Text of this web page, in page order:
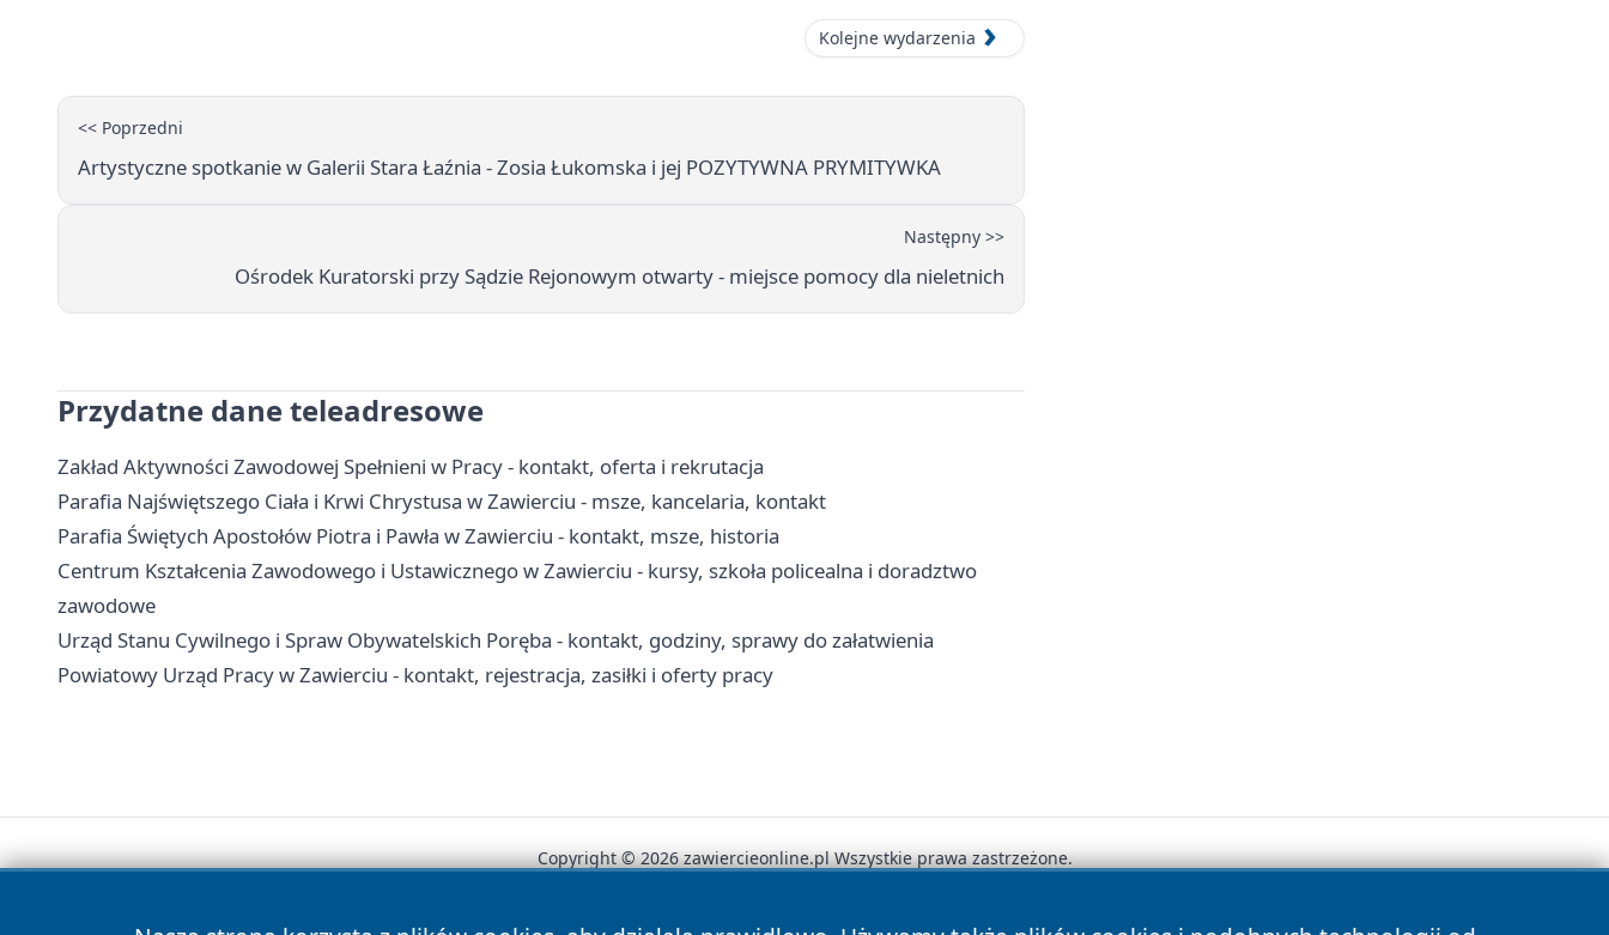
Kolejne wydarzenia
<< Poprzedni
Artystyczne spotkanie w Galerii Stara Łaźnia - Zosia Łukomska i jej POZYTYWNA PRYMITYWKA
Następny >>
Ośrodek Kuratorski przy Sądzie Rejonowym otwarty - miejsce pomocy dla nieletnich
Przydatne dane teleadresowe
Zakład Aktywności Zawodowej Spełnieni w Pracy - kontakt, oferta i rekrutacja
Parafia Najświętszego Ciała i Krwi Chrystusa w Zawierciu - msze, kancelaria, kontakt
Parafia Świętych Apostołów Piotra i Pawła w Zawierciu - kontakt, msze, historia
Centrum Kształcenia Zawodowego i Ustawicznego w Zawierciu - kursy, szkoła policealna i doradztwo
zawodowe
Urząd Stanu Cywilnego i Spraw Obywatelskich Poręba - kontakt, godziny, sprawy do załatwienia
Powiatowy Urząd Pracy w Zawierciu - kontakt, rejestracja, zasiłki i oferty pracy
Copyright © 2026 zawiercieonline.pl Wszystkie prawa zastrzeżone.